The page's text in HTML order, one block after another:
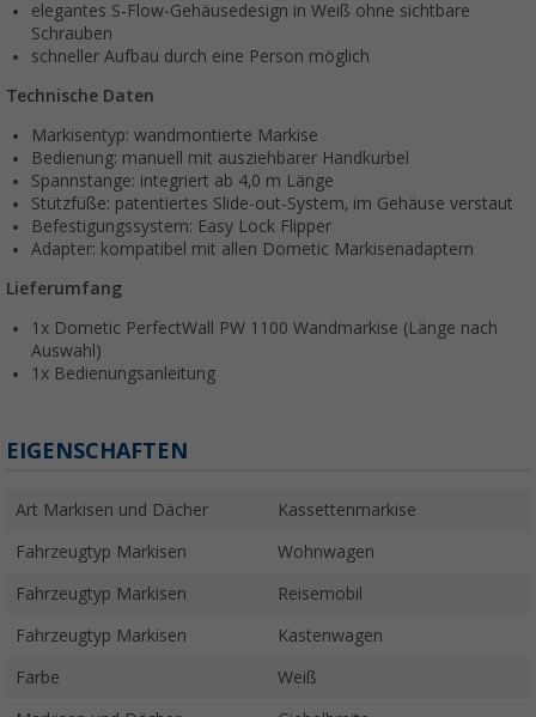
elegantes S-Flow-Gehäusedesign in Weiß ohne sichtbare
Schrauben
schneller Aufbau durch eine Person möglich
Technische Daten
Markisentyp: wandmontierte Markise
Bedienung: manuell mit ausziehbarer Handkurbel
Spannstange: integriert ab 4,0 m Länge
Stützfüße: patentiertes Slide-out-System, im Gehäuse verstaut
Befestigungssystem: Easy Lock Flipper
Adapter: kompatibel mit allen Dometic Markisenadaptern
Lieferumfang
1x Dometic PerfectWall PW 1100 Wandmarkise (Länge nach
Auswahl)
1x Bedienungsanleitung
EIGENSCHAFTEN
Art Markisen und Dächer Kassettenmarkise
Fahrzeugtyp Markisen Wohnwagen
Fahrzeugtyp Markisen Reisemobil
Fahrzeugtyp Markisen Kastenwagen
Farbe Weiß